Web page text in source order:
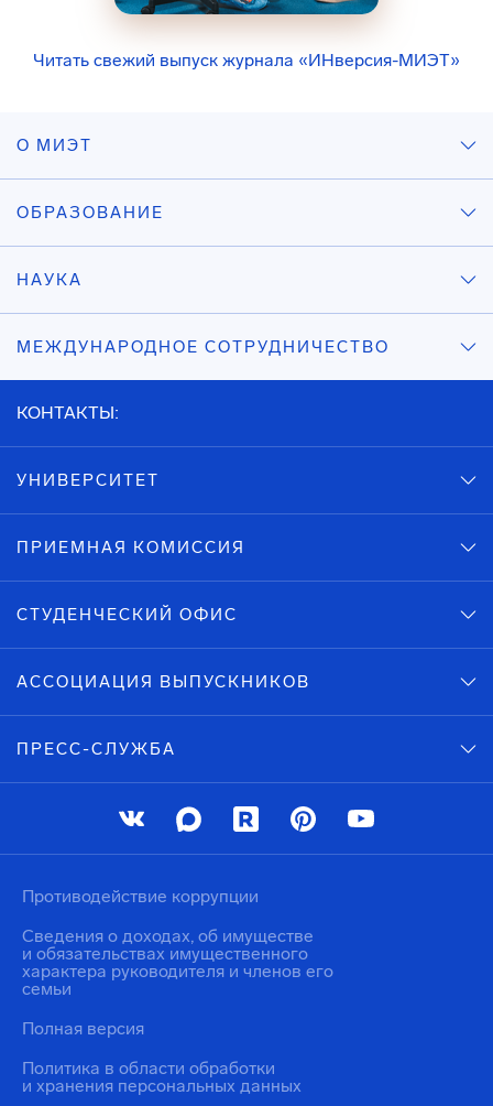
Читать свежий выпуск журнала «ИНверсия-МИЭТ»
О МИЭТ
ОБРАЗОВАНИЕ
НАУКА
МЕЖДУНАРОДНОЕ СОТРУДНИЧЕСТВО
КОНТАКТЫ:
УНИВЕРСИТЕТ
ПРИЕМНАЯ КОМИССИЯ
СТУДЕНЧЕСКИЙ ОФИС
АССОЦИАЦИЯ ВЫПУСКНИКОВ
ПРЕСС-СЛУЖБА
Политика в области обработки
и хранения персональных данных
Противодействие коррупции
Сведения о доходах, об имуществе
и обязательствах имущественного
характера руководителя и членов его
семьи
Полная версия